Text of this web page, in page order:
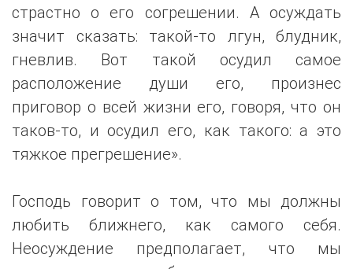
страстно о его согрешении. А осуждать
значит сказать: такой-то лгун, блудник,
гневлив. Вот такой осудил самое
расположение души его, произнес
приговор о всей жизни его, говоря, что он
таков-то, и осудил его, как такого: а это
тяжкое прегрешение».
Господь говорит о том, что мы должны
любить ближнего, как самого себя.
Неосуждение предполагает, что мы